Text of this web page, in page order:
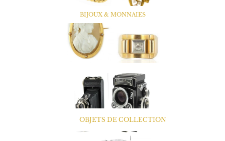
BIJOUX & MONNAIES
OBJETS DE COLLECTION